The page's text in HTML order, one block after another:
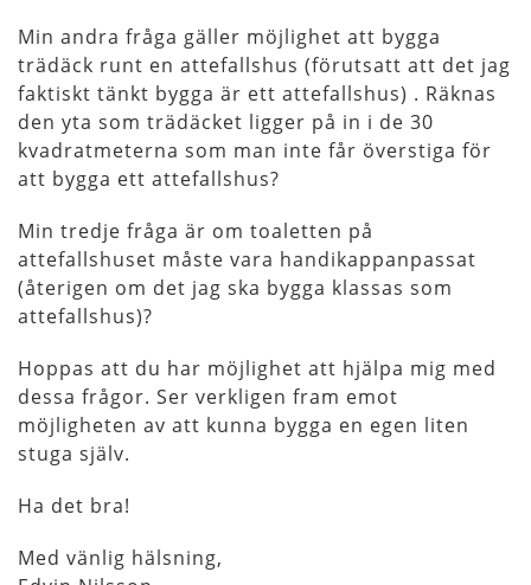
Min andra fråga gäller möjlighet att bygga
trädäck runt en attefallshus (förutsatt att det jag
faktiskt tänkt bygga är ett attefallshus) . Räknas
den yta som trädäcket ligger på in i de 30
kvadratmeterna som man inte får överstiga för
att bygga ett attefallshus?
Min tredje fråga är om toaletten på
attefallshuset måste vara handikappanpassat
(återigen om det jag ska bygga klassas som
attefallshus)?
Hoppas att du har möjlighet att hjälpa mig med
dessa frågor. Ser verkligen fram emot
möjligheten av att kunna bygga en egen liten
stuga själv.
Ha det bra!
Med vänlig hälsning,